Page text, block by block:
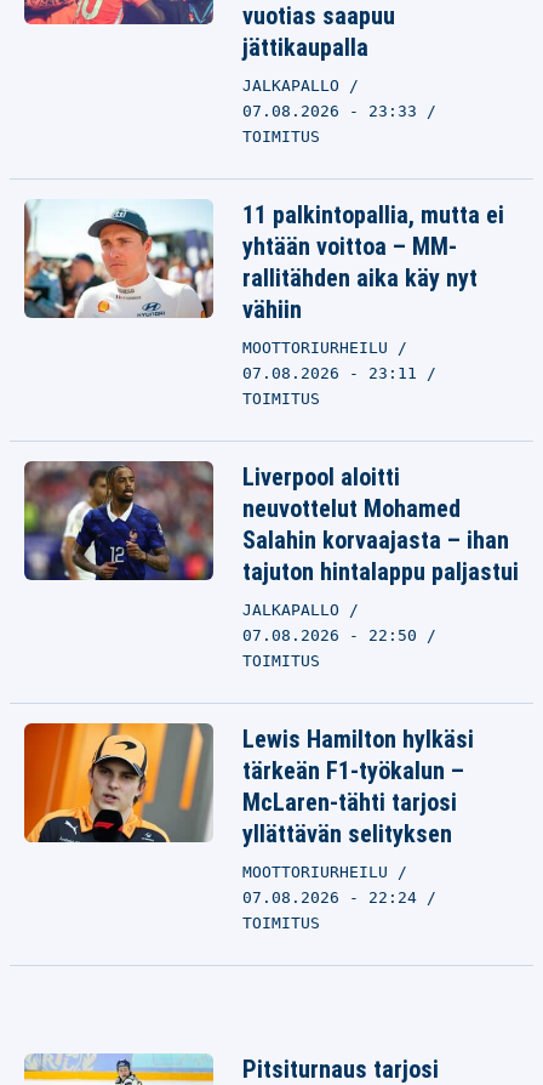
vuotias saapuu
jättikaupalla
JALKAPALLO
07.08.2026 - 23:33
TOIMITUS
11 palkintopallia, mutta ei
yhtään voittoa – MM-
rallitähden aika käy nyt
vähiin
MOOTTORIURHEILU
07.08.2026 - 23:11
TOIMITUS
Liverpool aloitti
neuvottelut Mohamed
Salahin korvaajasta – ihan
tajuton hintalappu paljastui
JALKAPALLO
07.08.2026 - 22:50
TOIMITUS
Lewis Hamilton hylkäsi
tärkeän F1-työkalun –
McLaren-tähti tarjosi
yllättävän selityksen
MOOTTORIURHEILU
07.08.2026 - 22:24
TOIMITUS
Pitsiturnaus tarjosi